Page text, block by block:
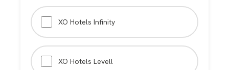
XO Hotels Infinity
XO Hotels Levell